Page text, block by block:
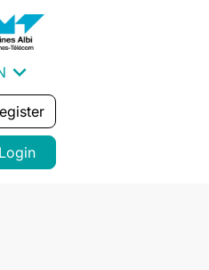
expand_more
Login